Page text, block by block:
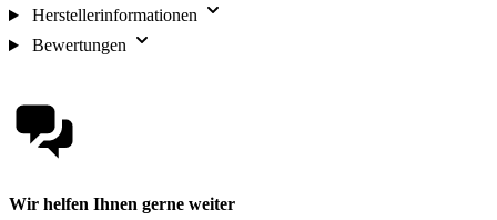
Herstellerinformationen
Bewertungen
Wir helfen Ihnen gerne weiter